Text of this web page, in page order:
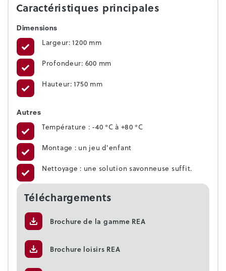
Caractéristiques principales
Dimensions
Largeur: 1200 mm
Profondeur: 600 mm
Hauteur: 1750 mm
Autres
Température : -40 °C à +80 °C
Montage : un jeu d'enfant
Nettoyage : une solution savonneuse suffit.
Téléchargements
Brochure de la gamme REA
Brochure loisirs REA